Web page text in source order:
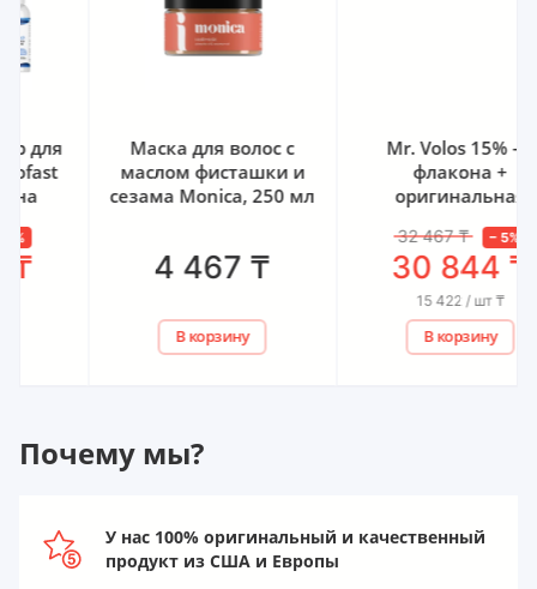
Маска для волос с
маслом фисташки и
сезама Monica, 250 мл
4 467 ₸
В корзину
Mr. Volos 15% - 2
флакона +
оригинальная
₸ –5%
30 844 ₸
15 422 / шт₸
В корзину
Почему мы?
У нас 100% оригинальный и качественный
продукт из США и Европы